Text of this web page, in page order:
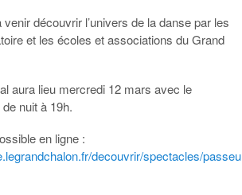
découvrir l’univers de la danse par les
et les écoles et associations du Grand
aura lieu mercredi 12 mars avec le
nuit à 19h.
en ligne :
decouvrir/spectacles/